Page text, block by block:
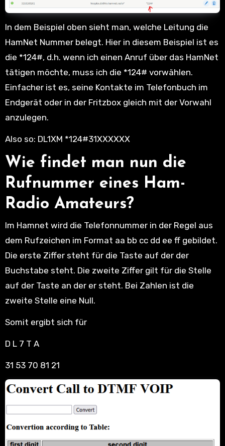
In dem Beispiel oben sieht man, welche Leitung die
HamNet Nummer belegt. Hier in diesem Beispiel ist es
die *124#, d.h. wenn ich einen Anruf über das HamNet
tätigen möchte, muss ich die *124# vorwählen.
Einfacher ist es, seine Kontakte im Telefonbuch im
Endgerät oder in der Fritzbox gleich mit der Vorwahl
anzulegen.
Also so: DL1XM *124#31XXXXXX
Wie findet man nun die
Rufnummer eines Ham-
Radio Amateurs?
Im Hamnet wird die Telefonnummer in der Regel aus
dem Rufzeichen im Format aa bb cc dd ee ff gebildet.
Die erste Ziffer steht für die Taste auf der der
Buchstabe steht. Die zweite Ziffer gilt für die Stelle
auf der Taste an der er steht. Bei Zahlen ist die
zweite Stelle eine Null.
Somit ergibt sich für
D L 7 T A
31 53 70 81 21